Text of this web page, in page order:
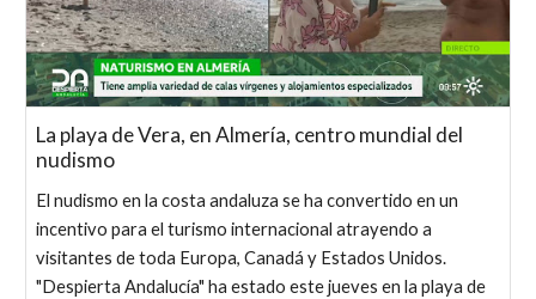
La playa de Vera, en Almería, centro mundial del
nudismo
El nudismo en la costa andaluza se ha convertido en un
incentivo para el turismo internacional atrayendo a
visitantes de toda Europa, Canadá y Estados Unidos.
"Despierta Andalucía" ha estado este jueves en la playa de